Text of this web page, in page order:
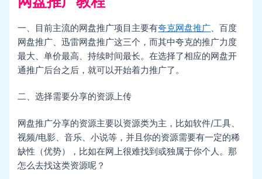
一、目前主流的网盘推广项目主要有夸克网盘推广 、百度
网盘推广、迅雷网盘推广这三个，而其中夸克的推广力度
最大、单价最高、持续时间最长。在选择了相应的网盘开
通推广后台之后，就可以开始着力推广了。
二、选择需要分享的资源上传
网盘推广分享的资源主要以资源类为主，比如软件/工具、
视频/电影、音乐、小说等，并且你的资源需要有一定的稀
缺性（优势），比如在网上很难找到或独属于你个人。那
怎么去找这类资源呢？